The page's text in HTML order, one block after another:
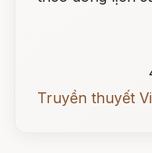
Truyền thuyết